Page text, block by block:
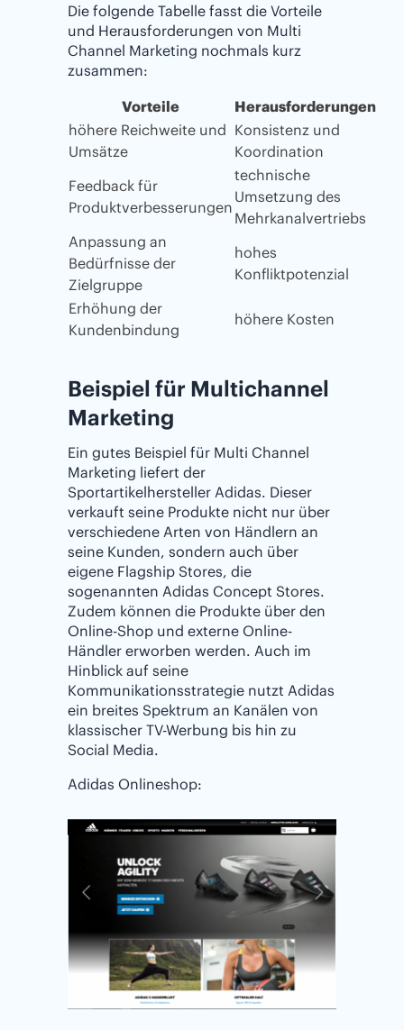
Die folgende Tabelle fasst die Vorteile
und Herausforderungen von Multi
Channel Marketing nochmals kurz
zusammen:
Vorteile
Herausforderungen
höhere Reichweite und
Umsätze
Konsistenz und
Koordination
Feedback für
Produktverbesserungen
technische
Umsetzung des
Mehrkanalvertriebs
Anpassung an
Bedürfnisse der
Zielgruppe
hohes
Konfliktpotenzial
Erhöhung der
Kundenbindung
höhere Kosten
Beispiel für Multichannel
Marketing
Ein gutes Beispiel für Multi Channel
Marketing liefert der
Sportartikelhersteller Adidas. Dieser
verkauft seine Produkte nicht nur über
verschiedene Arten von Händlern an
seine Kunden, sondern auch über
eigene Flagship Stores, die
sogenannten Adidas Concept Stores.
Zudem können die Produkte über den
Online-Shop und externe Online-
Händler erworben werden. Auch im
Hinblick auf seine
Kommunikationsstrategie nutzt Adidas
ein breites Spektrum an Kanälen von
klassischer TV-Werbung bis hin zu
Social Media.
Adidas Onlineshop: